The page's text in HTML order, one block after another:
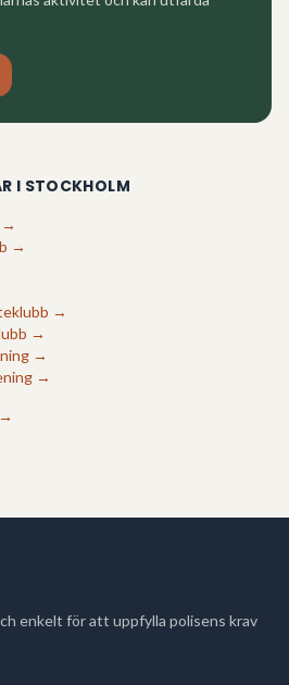
I STOCKHOLM
→
→
→
→
→
→
→
enkelt för att uppfylla polisens krav